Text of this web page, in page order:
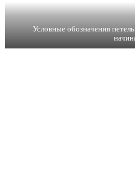
Условные обозначения